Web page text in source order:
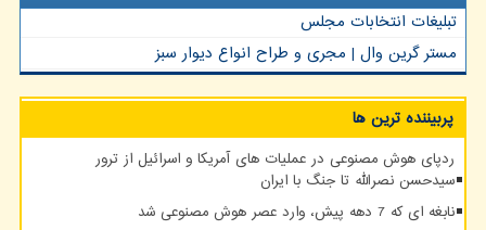
تبلیغات انتخابات مجلس
مستر گرین وال | مجری و طراح انواع دیوار سبز
پربیننده ترین ها
ردپای هوش مصنوعی در عملیات های آمریکا و اسرائیل از ترور
سیدحسن نصرالله تا جنگ با ایران
نابغه ای که 7 دهه پیش، وارد عصر هوش مصنوعی شد